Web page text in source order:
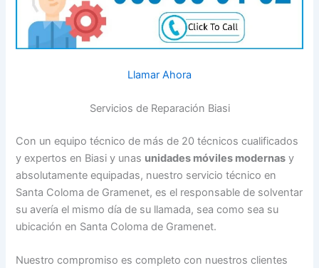
Llamar Ahora
Servicios de Reparación Biasi
Con un equipo técnico de más de 20 técnicos cualificados
y expertos en Biasi y unas unidades móviles modernas y
absolutamente equipadas, nuestro servicio técnico en
Santa Coloma de Gramenet, es el responsable de solventar
su avería el mismo día de su llamada, sea como sea su
ubicación en Santa Coloma de Gramenet.
Nuestro compromiso es completo con nuestros clientes